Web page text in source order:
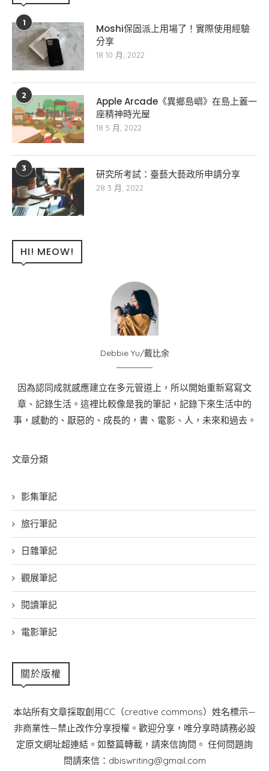
1
Moshi保固派上用場了！實際使用經驗
分享
18 10 月, 2022
2
Apple Arcade《異鄉島嶼》在島上蓋一
座精神時光屋
18 5 月, 2022
3 研究所考試：臺藝大藝政所申請分享
28 3 月, 2022
HI! MEOW!
Debbie Yu/戴比余
因為認同成就感應建立在多元管道上，所以開始重新寫寫文
章、記錄生活。這裡比較像是我的筆記，記錄下來生活中的
事，感動的、厭惡的、成長的，書、電影、人，未來和過去。
文章分類
影集筆記
旅行筆記
日雜筆記
觀展筆記
閱讀筆記
電影筆記
關於版權
本站所有文章採取創用CC（creative commons）姓名標示—
非商業性—禁止改作分享授權。歡迎分享，唯分享時請務必設
定原文網址超連結。如整篇轉載，請來信詢問。 任何問題詢
問請來信：dbiswriting@gmail.com